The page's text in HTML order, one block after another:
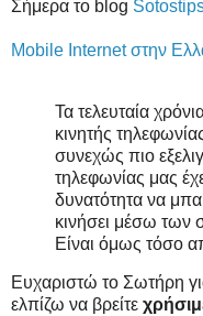
Σήμερα το blog
Mobile Internet στην
Τα τελευταία
κινητής
συνεχώς πιο
τηλεφωνίας μας
δυνατότητα να
κινήσει μέσω των
Είναι όμως τόσο
Ευχαριστώ το Σωτήρη
ελπίζω να βρείτε